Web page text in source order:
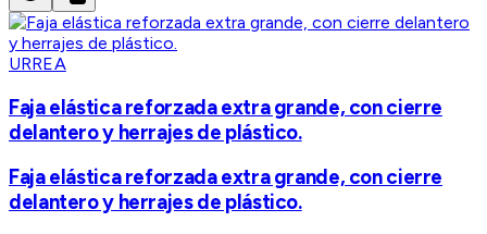
URREA
Faja elástica reforzada extra grande, con cierre
delantero y herrajes de plástico.
Faja elástica reforzada extra grande, con cierre
delantero y herrajes de plástico.